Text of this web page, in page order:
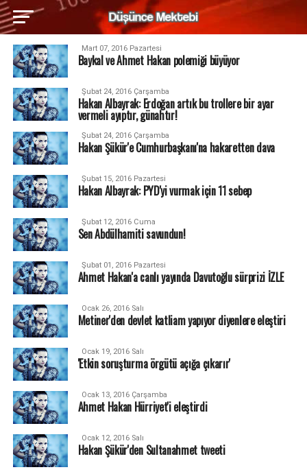
Mart 07, 2016 Pazartesi
Baykal ve Ahmet Hakan polemiği büyüyor
Şubat 24, 2016 Çarşamba
Hakan Albayrak: Erdoğan artık bu trollere bir ayar
vermeli ayıptır, günahtır!
Şubat 24, 2016 Çarşamba
Hakan Şükür'e Cumhurbaşkanı'na hakaretten dava
Şubat 15, 2016 Pazartesi
Hakan Albayrak: PYD'yi vurmak için 11 sebep
Şubat 12, 2016 Cuma
Sen Abdülhamiti savundun!
Şubat 01, 2016 Pazartesi
Ahmet Hakan'a canlı yayında Davutoğlu sürprizi İZLE
Ocak 26, 2016 Salı
Metiner'den devlet katliam yapıyor diyenlere eleştiri
Ocak 19, 2016 Salı
'Etkin soruşturma örgütü açığa çıkarır'
Ocak 13, 2016 Çarşamba
Ahmet Hakan Hürriyet'i eleştirdi
Ocak 12, 2016 Salı
Hakan Şükür'den Sultanahmet tweeti